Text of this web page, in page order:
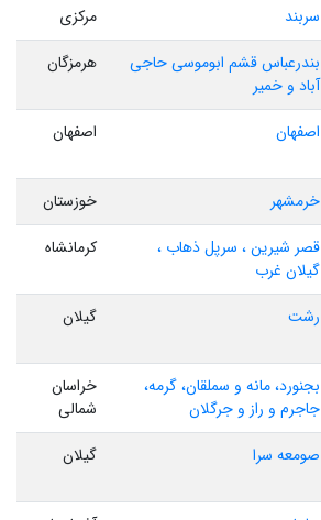
سربند
مرکزی
بندرعباس قشم ابوموسی حاجی
آباد و خمیر
هرمزگان
اصفهان اصفهان
خرمشهر
خوزستان
قصر شیرین ، سرپل ذهاب ،
گیلان غرب
کرمانشاه
رشت گیلان
بجنورد، مانه و سملقان، گرمه،
جاجرم و راز و جرگلان
خراسان
شمالی
صومعه سرا گیلان